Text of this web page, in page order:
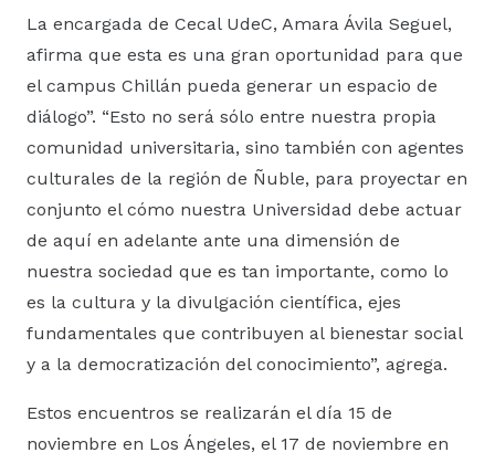
La encargada de Cecal UdeC, Amara Ávila Seguel,
afirma que esta es una gran oportunidad para que
el campus Chillán pueda generar un espacio de
diálogo”. “Esto no será sólo entre nuestra propia
comunidad universitaria, sino también con agentes
culturales de la región de Ñuble, para proyectar en
conjunto el cómo nuestra Universidad debe actuar
de aquí en adelante ante una dimensión de
nuestra sociedad que es tan importante, como lo
es la cultura y la divulgación científica, ejes
fundamentales que contribuyen al bienestar social
y a la democratización del conocimiento”, agrega.
Estos encuentros se realizarán el día 15 de
noviembre en Los Ángeles, el 17 de noviembre en